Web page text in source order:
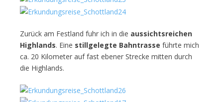
Zurück am Festland fuhr ich in die aussichtsreichen
Highlands. Eine stillgelegte Bahntrasse führte mich
ca. 20 Kilometer auf fast ebener Strecke mitten durch
die Highlands.